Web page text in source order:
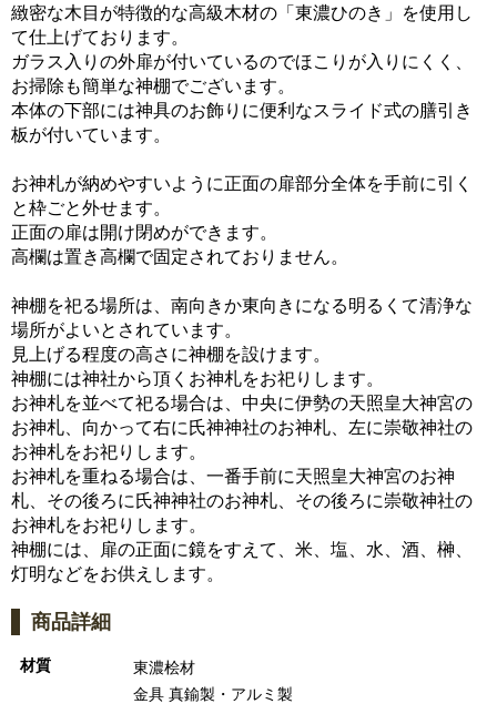
緻密な木目が特徴的な高級木材の「東濃ひのき」を使用し
て仕上げております。
ガラス入りの外扉が付いているのでほこりが入りにくく、
お掃除も簡単な神棚でございます。
本体の下部には神具のお飾りに便利なスライド式の膳引き
板が付いています。
お神札が納めやすいように正面の扉部分全体を手前に引く
と枠ごと外せます。
正面の扉は開け閉めができます。
高欄は置き高欄で固定されておりません。
神棚を祀る場所は、南向きか東向きになる明るくて清浄な
場所がよいとされています。
見上げる程度の高さに神棚を設けます。
神棚には神社から頂くお神札をお祀りします。
お神札を並べて祀る場合は、中央に伊勢の天照皇大神宮の
お神札、向かって右に氏神神社のお神札、左に崇敬神社の
お神札をお祀りします。
お神札を重ねる場合は、一番手前に天照皇大神宮のお神
札、その後ろに氏神神社のお神札、その後ろに崇敬神社の
お神札をお祀りします。
神棚には、扉の正面に鏡をすえて、米、塩、水、酒、榊、
灯明などをお供えします。
商品詳細
材質
東濃桧材
金具 真鍮製・アルミ製